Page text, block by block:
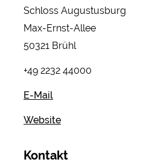
Schloss Augustusburg
Max-Ernst-Allee
50321 Brühl
+49 2232 44000
E-Mail
Website
Kontakt